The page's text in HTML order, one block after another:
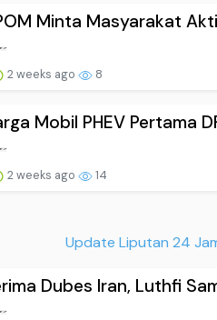
Minta Masyarakat
2 weeks ago 8
Mobil PHEV Pertama
2 weeks ago 14
Update Liputan 24
Dubes Iran, Luthfi